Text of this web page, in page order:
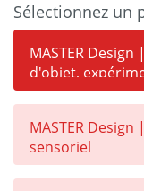
Sélectionnez un
MASTER
d'objet,
développement
MASTER
sensoriel